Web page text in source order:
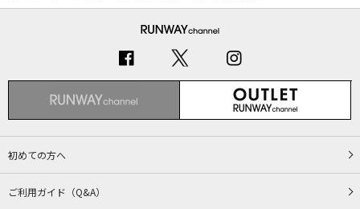
初めての方へ
ご利用ガイド（Q&A）